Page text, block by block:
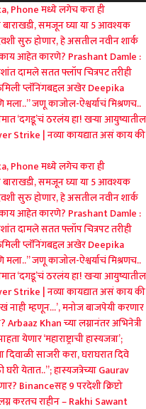
Phone मध्ये लगेच करा ही
समजून घ्या या 5 आवश्यक
सुरु होणार, हे असतील नवीन शार्क
काय आहेत कारणे? Prashant Damle :
दामलेसतत फ्लॉप चित्रपट तरीही
प्लॅनिंगबद्दल अखेर Deepika
मला..”जणू काजोल-ऐश्वर्याचं मिश्रणच..
‘दगडू’चं ठरलंय हा! खऱ्या आयुष्यातील
Strike | नव्या कायद्यात असं काय की
Phone मध्ये लगेच करा ही
समजून घ्या या 5 आवश्यक
सुरु होणार, हे असतील नवीन शार्क
काय आहेत कारणे? Prashant Damle :
दामलेसतत फ्लॉप चित्रपट तरीही
प्लॅनिंगबद्दल अखेर Deepika
मला..”जणू काजोल-ऐश्वर्याचं मिश्रणच..
‘दगडू’चं ठरलंय हा! खऱ्या आयुष्यातील
Strike | नव्या कायद्यात असं काय की
नाही म्हणून…’, मनोज बाजपेयी करणार
Arbaaz Khan च्या लग्नानंतर अभिनेत्री
येणार ‘महाराष्ट्राची हास्यजत्रा’;
दिवाळी साजरी करा, घराघरात दिवे
येतात..”; हास्यजत्रेच्या Gaurav
Binanceसह 9 परदेशी क्रिप्टो
करतच राहीन – Rakhi Sawant